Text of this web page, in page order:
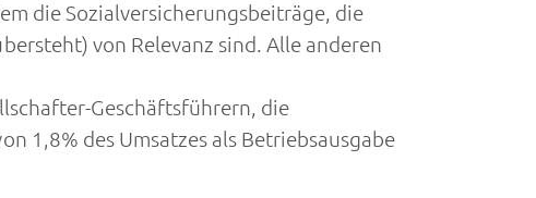
die Sozialversicherungsbeiträge, die
von Relevanz sind. Alle anderen
Geschäftsführern, die
1,8% des Umsatzes als Betriebsausgabe